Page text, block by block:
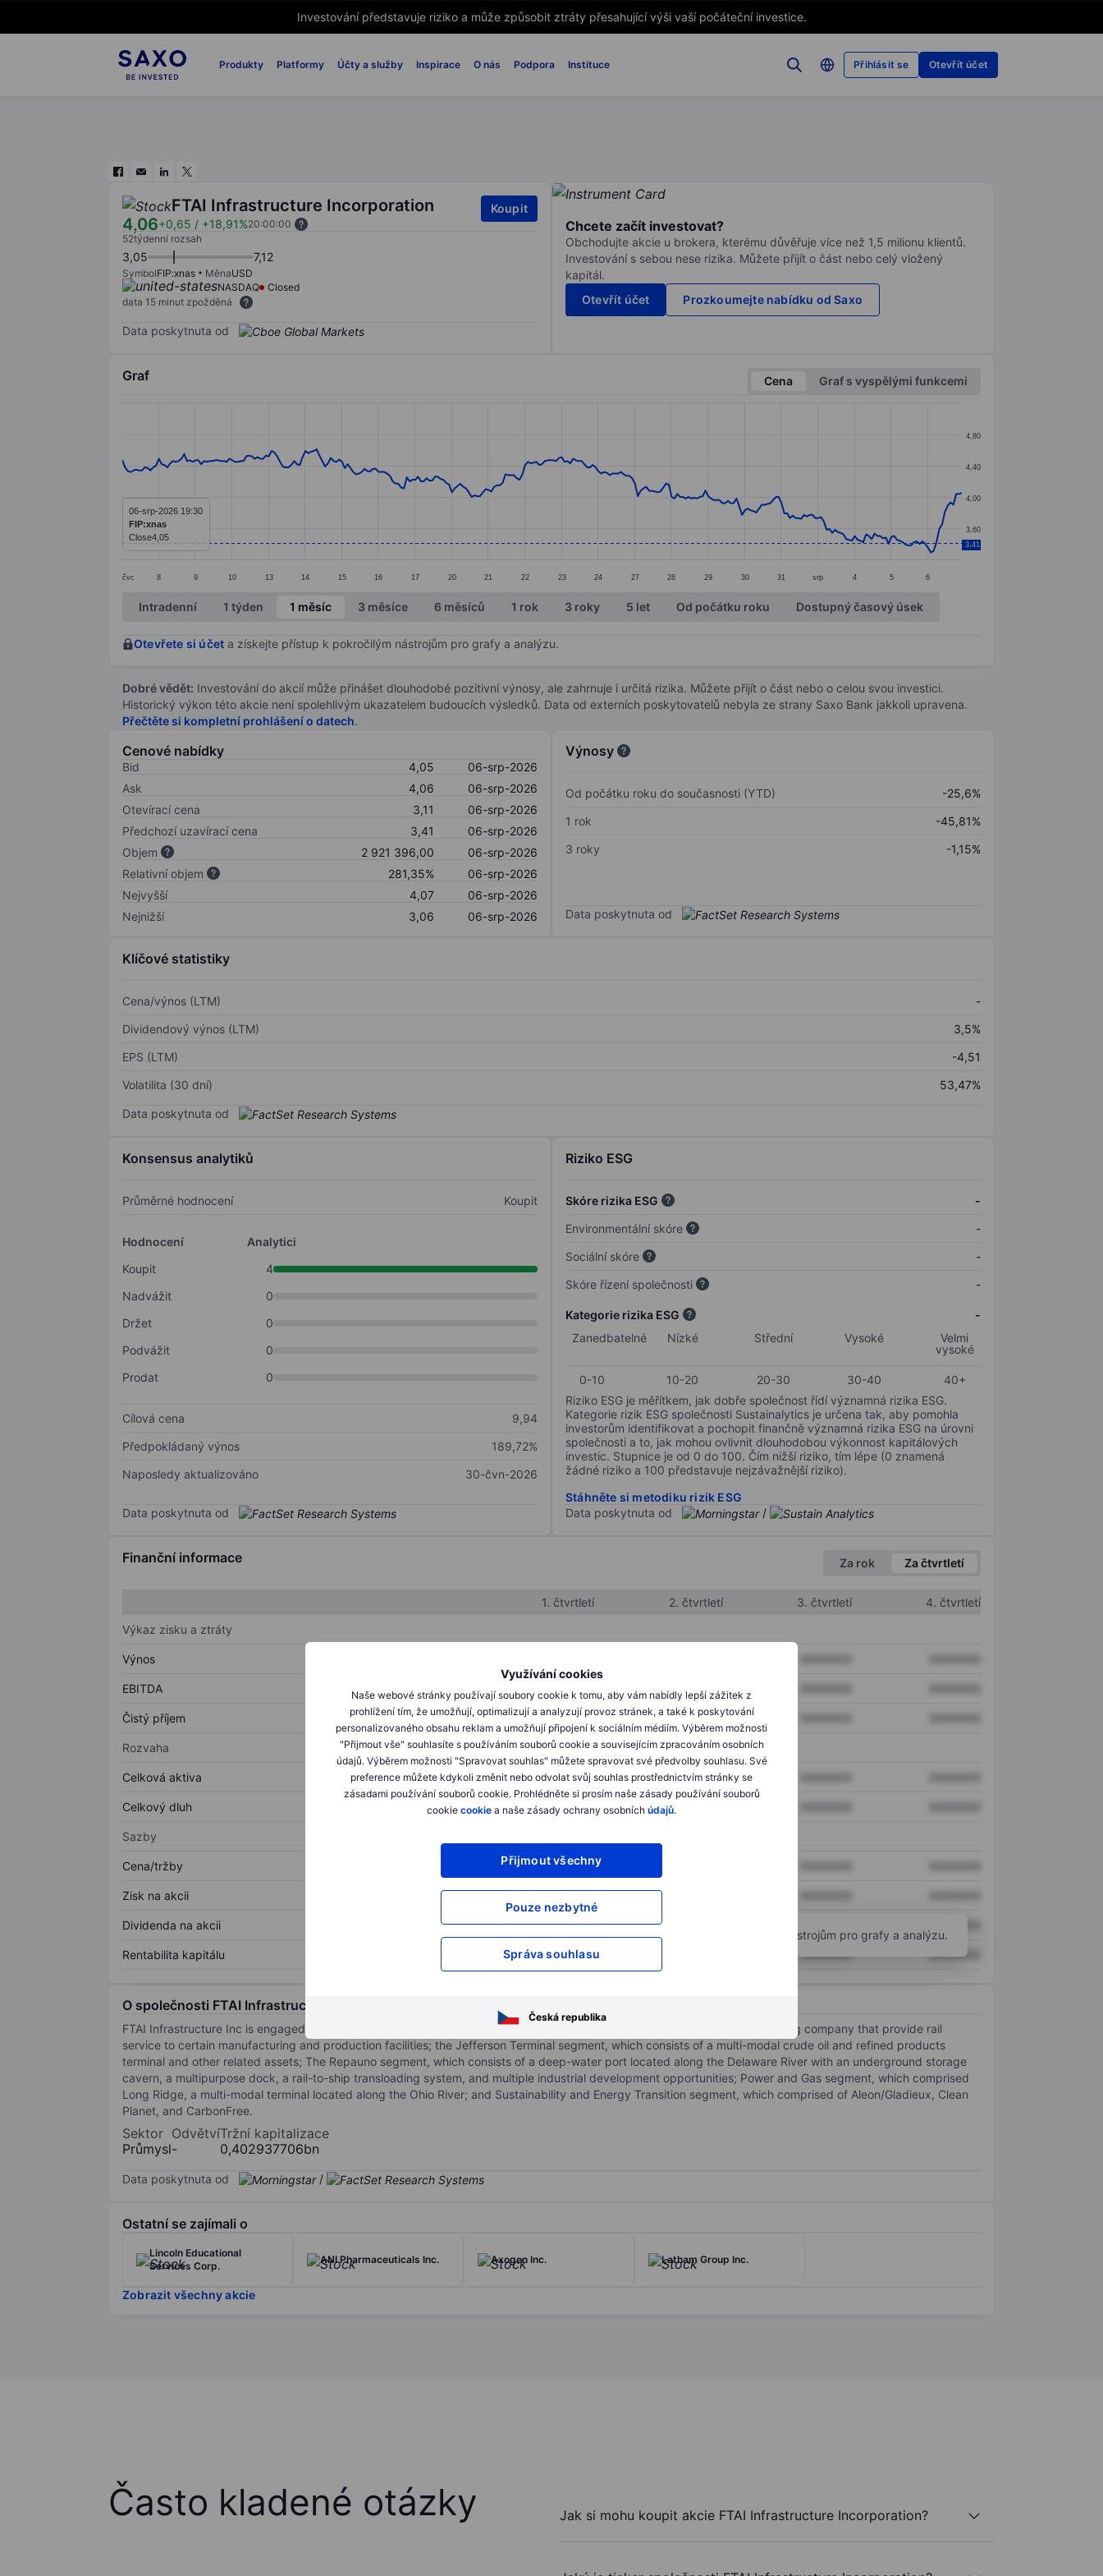
Investování představuje riziko a může způsobit ztráty přesahující výši vaší počáteční investice.
Produkty Platformy Účty a služby Inspirace O nás Podpora Instituce Přihlásit se Otevřít účet
Využívání cookies
Naše webové stránky používají soubory cookie k tomu, aby vám nabídly lepší zážitek z
prohlížení tím, že umožňují, optimalizují a analyzují provoz stránek, a také k poskytování
personalizovaného obsahu reklam a umožňují připojení k sociálním médiím. Výběrem možnosti
"Přijmout vše" souhlasíte s používáním souborů cookie a souvisejícím zpracováním osobních
údajů. Výběrem možnosti "Spravovat souhlas" můžete spravovat své předvolby souhlasu. Své
preference můžete kdykoli změnit nebo odvolat svůj souhlas prostřednictvím stránky se
zásadami používání souborů cookie. Prohlédněte si prosím naše zásady používání souborů
cookie cookie a naše zásady ochrany osobních údajů.
Přijmout všechny
Pouze nezbytné
Správa souhlasu
Česká republika
FTAI Infrastructure Incorporation
4,06+0,65 / +18,91%20:00:00
Koupit
52týdenní rozsah
3,05 7,12
SymbolFIP:xnas MěnaUSD
NASDAQ
Closed
data 15 minut zpožděná
Data poskytnuta od
Chcete začít investovat?
Obchodujte akcie u brokera, kterému důvěřuje více než 1,5 milionu klientů.
Investování s sebou nese rizika. Můžete přijít o část nebo celý vložený
kapitál.
Otevřít účet
Prozkoumejte nabídku od Saxo
Graf Cena
Graf s vyspělými funkcemi
The chart has 1 X axis displaying categories.
The chart has 1 Y axis displaying values. Data ranges from 3.29 to 4.61.
čvc 8 9 10 13 14 15 16 17 20 21 22 23 24 27 28 29 30 31 srp 4 5 6
3,60
4,00
4,40
4,80
3,41
06-srp-2026 19:30
FIP:xnas
Close4,05
End of interactive chart.
Intradenní 1 týden 1 měsíc 3 měsíce 6 měsíců 1 rok 3 roky 5 let Od počátku roku Dostupný časový úsek
Otevřete si účet a získejte přístup k pokročilým nástrojům pro grafy a analýzu.
Dobré vědět: Investování do akcií může přinášet dlouhodobé pozitivní výnosy, ale zahrnuje i určitá rizika. Můžete přijít o část nebo o celou svou investici.
Historický výkon této akcie není spolehlivým ukazatelem budoucích výsledků. Data od externích poskytovatelů nebyla ze strany Saxo Bank jakkoli upravena.
Přečtěte si kompletní prohlášení o datech.
Cenové nabídky
Bid 4,05
06-srp-2026
Ask
4,06
06-srp-2026
Otevírací cena
3,11
06-srp-2026
Předchozí uzavírací cena
3,41
06-srp-2026
Objem
2 921 396,00
06-srp-2026
Relativní objem
281,35%
06-srp-2026
Nejvyšší
4,07
06-srp-2026
Nejnižší
3,06 06-srp-2026
Výnosy
Od počátku roku do současnosti (YTD)
-25,6%
1 rok
-45,81%
3 roky
-1,15%
Data poskytnuta od
Klíčové statistiky
Cena/výnos (LTM)
-
Dividendový výnos (LTM)
3,5%
EPS (LTM)
-4,51
Volatilita (30 dní)
53,47%
Data poskytnuta od
Konsensus analytiků
Průměrné hodnocení Koupit
Hodnocení
Analytici
Koupit
4
Nadvážit
0
Držet
0
Podvážit
0
Prodat
0
Cílová cena
9,94
Předpokládaný výnos
189,72%
Naposledy aktualizováno
30-čvn-2026
Data poskytnuta od
Riziko ESG
Skóre rizika ESG
-
Environmentální skóre
-
Sociální skóre
-
Skóre řízení společnosti
-
Kategorie rizika ESG
-
Zanedbatelné
Nízké Střední Vysoké
Velmi
vysoké
0-10 10-20 20-30 30-40
40+
Riziko ESG je měřítkem, jak dobře společnost řídí významná rizika ESG.
Kategorie rizik ESG společnosti Sustainalytics je určena tak, aby pomohla
investorům identifikovat a pochopit finančně významná rizika ESG na úrovni
společnosti a to, jak mohou ovlivnit dlouhodobou výkonnost kapitálových
investic. Stupnice je od 0 do 100. Čím nižší riziko, tím lépe (0 znamená
žádné riziko a 100 představuje nejzávažnější riziko).
Stáhněte si metodiku rizik ESG
Data poskytnuta od
/
Finanční informace Za rok Za čtvrtletí
1. čtvrtletí 2. čtvrtletí 3. čtvrtletí
4. čtvrtletí
Výkaz zisku a ztráty
Výnos
EBITDA XXXXXXX XXXXXXX
Čistý příjem XXXXXXX XXXXXXX
Rozvaha
Celková aktiva XXXXXXX XXXXXXX
Celkový dluh XXXXXXX XXXXXXX
Sazby
Cena/tržby XXXXXXX
Zisk na akcii XXXXXXX
Dividenda na akcii XXXXXXX
Rentabilita kapitálu XXXXXXX XXXXXXX XXXXXXX
Otevřete si účeta získejte přístup k pokročilým nástrojům pro grafy a analýzu.
O společnosti FTAI Infrastructure Incorporation
FTAI Infrastructure Inc is engaged in five segments; Railroad segment, which includes eight freight railroads and one switching company that provide rail
service to certain manufacturing and production facilities; the Jefferson Terminal segment, which consists of a multi-modal crude oil and refined products
terminal and other related assets; The Repauno segment, which consists of a deep-water port located along the Delaware River with an underground storage
cavern, a multipurpose dock, a rail-to-ship transloading system, and multiple industrial development opportunities; Power and Gas segment, which comprised
Long Ridge, a multi-modal terminal located along the Ohio River; and Sustainability and Energy Transition segment, which comprised of Aleon/Gladieux, Clean
Planet, and CarbonFree.
Sektor
Průmysl
Odvětví
-
Tržní kapitalizace
0,402937706bn
Data poskytnuta od /
Ostatní se zajímali o
Lincoln Educational
Services Corp.
ANI Pharmaceuticals Inc. Axogen Inc. Latham Group Inc.
Zobrazit všechny akcie
Často kladené otázky Jak si mohu koupit akcie FTAI Infrastructure Incorporation?